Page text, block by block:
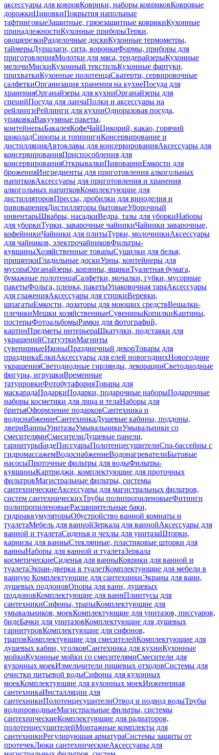
аксессуары для ковровКоврики, наборы ковриковКовровые
дорожкиЦиновкиПокрытия напольные
тафтинговыеЗащитные, грязезащитные коврикиКухонные
принадлежностиКухонные приборыТерки,
овощерезкиРазделочные доскиКухонные термометры,
таймерыДуршлаги, сита, воронкиФормы, приборы для
приготовленияМолотки для мяса, тендерайзерыКухонные
мелочиМискиКухонный текстильКухонные фартуки,
прихваткиКухонные полотенцаСкатерти, сервировочные
салфеткиОрганизация хранения на кухнеПосуда для
храненияОрганайзеры для кухниОрганайзеры для
специйПосуда для ланчаПолки и аксессуары на
рейлингиРейлинги для кухниОдноразовая посуда,
упаковкаВакуумные пакеты,
контейнерыБакалеяКофеЧайЦикорий, какао, горячий
шоколадСиропы и топпингиКонсервирование и
дистилляцияАвтоклавы для консервированияАксессуары для
консервированияПриспособления для
консервированияОткрывалкиПивоварниЕмкости для
броженияИнгредиенты для приготовления алкогольных
напитковАксессуары для приготовления и хранения
алкогольных напитковКомплектующие для
дистилляторовПрессы, дробилки для виноделия и
пивоваренияДистилляторы бытовыеУборочный
инвентарьШвабры, насадкиВедра, тазы для уборкиНаборы
для уборкиТурки, заварочные чайникиЧайники заварочные,
кофейникиЧайники для плитыТурки, молочникиАксессуары
для чайников, электрочайниковФильтры-
кувшиныХозяйственные товарыСушилки для белья,
прищепкиГладильные доскиУрны, контейнеры для
мусораОрганайзеры, корзины, ящикиТуалетная бумага,
бумажные полотенцаСалфетки, мочалки, губки, мусорные
пакетыФольга, пленка, пакетыУпаковочная тараАксессуары
для глаженияАксессуары для стиркиВеревки,
шпагатыЕмкости, дозаторы для моющих средствВешалки-
плечикиМешки хозяйственныеСувенирыКопилкиКартины,
постерыФотоальбомыРамки для фотографий,
картинПредметы интерьераШкатулки, подставки для
украшенийСтатуэткиМагниты
сувенирныеИконыПраздничный декорТовары для
праздникаЕлкиАксессуары для елей новогоднихНовогодние
украшенияСветодиодные гирлянды, декорацииСветодиодные
фигуры, игрушкиВременные
татуировкиФотобутафорияТовары для
маскарадаПодаркиПодарки, подарочные наборыПодарочные
наборы косметики для лица и телаНаборы для
бритьяОформление подарковСантехника и
водоснабжениеСантехникаДушевые кабины, поддоны,
двериВанныУнитазыУмывальникиУмывальники со
смесителямиСмесителиДушевые панели,
гарнитурыБидеПиссуарыПолотенцесушителиСпа-бассейны с
гидромассажемВодоснабжениеВодонагревателиБытовые
насосыПроточные фильтры для водыФильтры-
кувшиныКартриджи, комплектующие для проточных
фильтровМагистральные фильтры, системы
сантехническиеАксессуары для магистральных фильтров,
систем сантехническихТрубы полипропиленовыеФитинги
полипропиленовыеРасширительные баки,
гидроаккумуляторыОбустройство ванной комнаты и
туалетаМебель для ваннойЗеркала для ваннойАксессуары для
ванной и туалетаСиденья и чехлы для унитазаШторки,
карнизы для ванныСтеклянные, пластиковые шторки для
ванныНаборы для ванной и туалетаЗеркала
косметическиеСиденья для ванныКоврики для ванной и
туалетаЭкран-дверки в туалетКомплектующие для мебели в
ванную Комплектующие для сантехникиЭкраны для ванн,
душевых поддоновОпоры для ванн, душевых
поддоновКомплектующие для ваннПлинтусы для
сантехникиСифоны, трапыКомплектующие для
умывальников, моекКомплектующие для унитазов, писсуаров,
бидеБачки для унитазовКомплектующие для душевых
гарнитуровКомплектующие для сифонов,
траповКомплектующие для смесителейКомплектующие для
душевых кабин, уголковСантехника для кухниКухонные
мойкиКухонные мойки со смесителямиСмесители для
кухонных моекИзмельчители пищевых отходовСистемы для
очистки питьевой водыСифоны для кухонных
моекКомплектующие для кухонных моекИнженерная
сантехникаИнсталляции для
сантехникиПолотенцесушителиОтвод и подвод водыТрубы
водопроводныеМагистральные фильтры, системы
сантехническиеКомплектующие для радиаторов,
полотенцесушителейМонтажные комплекты для
сантехникиРегулирующая арматураСистемы защиты от
протечекЛюки сантехническиеАксессуары для